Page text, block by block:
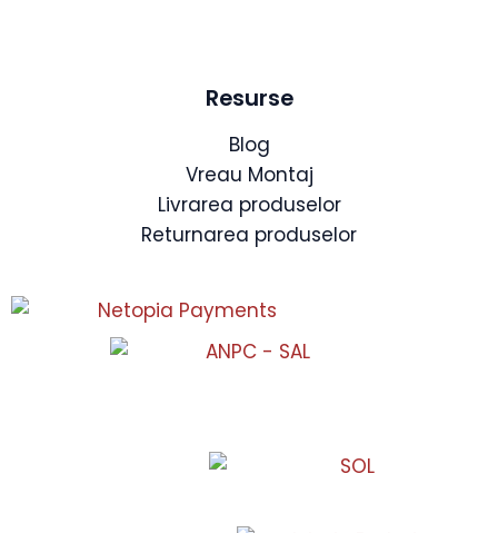
Resurse
Blog
Vreau Montaj
Livrarea produselor
Returnarea produselor